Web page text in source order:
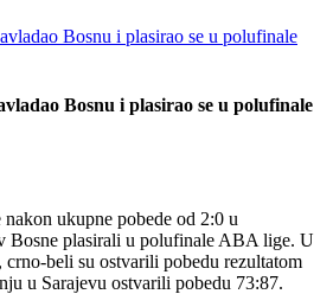
Bosnu i plasirao se u polufinale
nakon ukupne pobede od 2:0 u
Bosne plasirali u polufinale ABA lige. U
beli su ostvarili pobedu rezultatom
u Sarajevu ostvarili pobedu 73:87.